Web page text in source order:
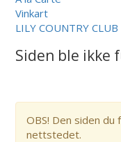
Vinkart
LILY COUNTRY CLUB
Siden ble ikke
OBS! Den siden
nettstedet.